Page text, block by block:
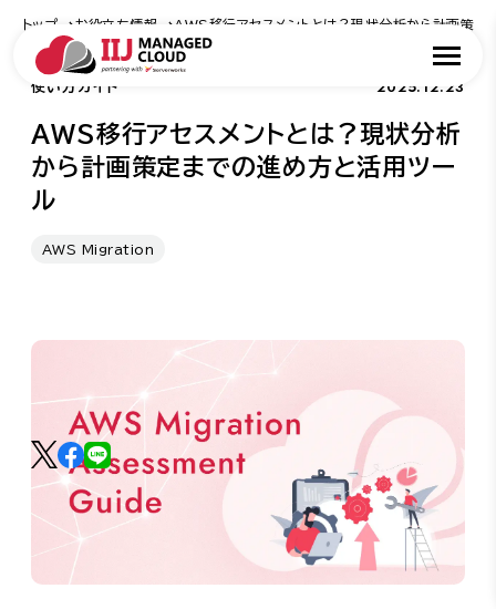
トップ お役立ち情報 AWS移行アセスメントとは？現状分析から計画策定
使い方ガイド 2025.12.23
AWS移行アセスメントとは？現状分析
から計画策定までの進め方と活用ツー
ル
AWS Migration